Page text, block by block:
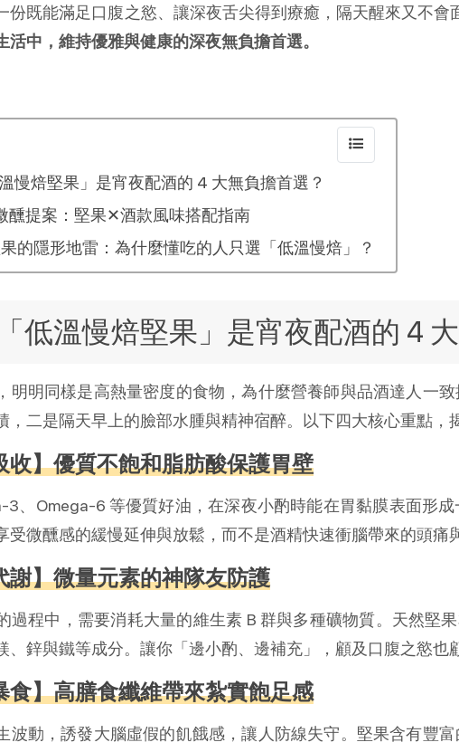
份既能滿足口腹之慾、讓深夜舌尖得到療癒，隔天醒來又不會
活中，維持優雅與健康的深夜無負擔首選。
慢焙堅果」是宵夜配酒的 4 大無負擔首選？
醺提案：堅果✕酒款風味搭配指南
的隱形地雷：為什麼懂吃的人只選「低溫慢焙」？
低溫慢焙堅果」是宵夜配酒的 4
明明同樣是高熱量密度的食物，為什麼營養師與品酒達人一
，二是隔天早上的臉部水腫與精神宿醉。以下四大核心重點，
收】優質不飽和脂肪酸保護胃壁
3、Omega-6 等優質好油，在深夜小酌時能在胃黏膜表面形
受微醺感的緩慢延伸與放鬆，而不是酒精快速衝腦帶來的頭痛
謝】微量元素的神隊友防護
過程中，需要消耗大量的維生素 B 群與多種礦物質。天然堅
、鋅與鐵等成分。讓你「邊小酌、邊補充」，顧及口腹之慾也
食】高膳食纖維帶來紮實飽足感
波動，誘發大腦虛假的飢餓感，讓人防線失守。堅果含有豐